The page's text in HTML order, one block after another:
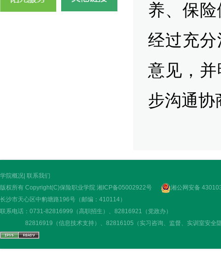
养、保
经过充
意见，
步沟通协
学院概况 联系我们
版权所有 Copyright(C)保险职业学院 湘ICP备05002922号
湘公网安备
长沙市天心区中豹塘路196号（邮编：410114）
联系电话：0731-82816999（高职招生）、82816921（党政办）
82816919（信息技术支持）、82816105（实习咨询、监督、实训室安全